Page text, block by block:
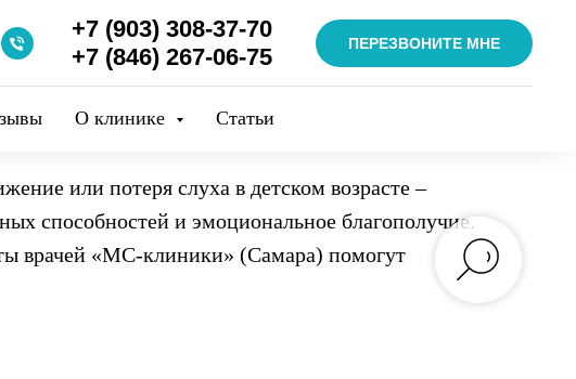
+7 (903) 308-37-70
+7 (846) 267-06-75
ПЕРЕЗВОНИТЕ МНЕ
О клинике Статьи
или потеря слуха в детском возрасте –
способностей и эмоциональное благополучие.
врачей «МС-клиники» (Самара) помогут